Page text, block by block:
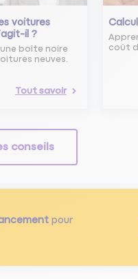
voitures
il ?
boîte noire
neuves.
Tout savoir
coût
conseils
pour